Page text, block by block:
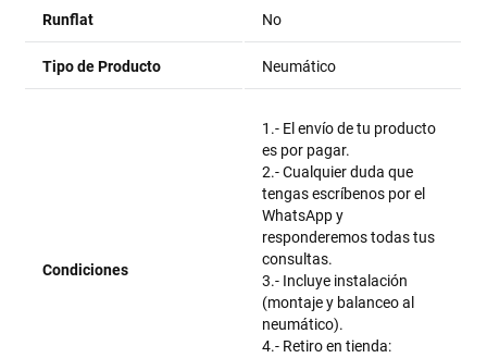
Runflat No
Tipo de Producto Neumático
Condiciones
1.- El envío de tu producto
es por pagar.
2.- Cualquier duda que
tengas escríbenos por el
WhatsApp y
responderemos todas tus
consultas.
3.- Incluye instalación
(montaje y balanceo al
neumático).
4.- Retiro en tienda: